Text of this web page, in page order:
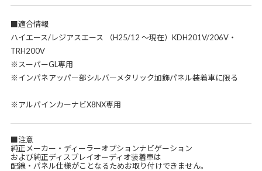
■適合情報
ハイエース/レジアスエース （H25/12 ～現在）KDH201V/206V・
TRH200V
※スーパーGL専用
※インパネアッパー部シルバーメタリック加飾パネル装着車に限る
※アルパインカーナビX8NX専用
■注意
純正メーカー・ディーラーオプションナビゲーション
および純正ディスプレイオーディオ装着車は
配線・パネル仕様がことなるためお取り付けできません。